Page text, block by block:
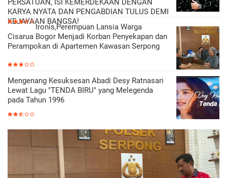
PERSATUAN, ISI KEMERDEKAAN DENGAN
KARYA NYATA DAN PENGABDIAN TULUS DEMI
KEJAYAAN BANGSA!
Ironis,Perempuan Lansia Warga
Cisarua Bogor Menjadi Korban Penyekapan dan
Perampokan di Apartemen Kawasan Serpong
Mengenang Kesuksesan Abadi Desy Ratnasari
Lewat Lagu "TENDA BIRU" yang Melegenda
pada Tahun 1996